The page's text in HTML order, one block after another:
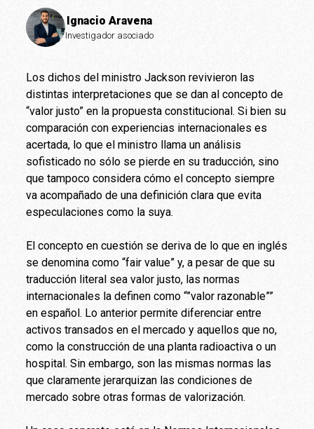
Ignacio Aravena
Investigador asociado
Los dichos del ministro Jackson revivieron las
distintas interpretaciones que se dan al concepto de
“valor justo” en la propuesta constitucional. Si bien su
comparación con experiencias internacionales es
acertada, lo que el ministro llama un análisis
sofisticado no sólo se pierde en su traducción, sino
que tampoco considera cómo el concepto siempre
va acompañado de una definición clara que evita
especulaciones como la suya.
El concepto en cuestión se deriva de lo que en inglés
se denomina como “fair value” y, a pesar de que su
traducción literal sea valor justo, las normas
internacionales la definen como “”valor razonable””
en español. Lo anterior permite diferenciar entre
activos transados en el mercado y aquellos que no,
como la construcción de una planta radioactiva o un
hospital. Sin embargo, son las mismas normas las
que claramente jerarquizan las condiciones de
mercado sobre otras formas de valorización.